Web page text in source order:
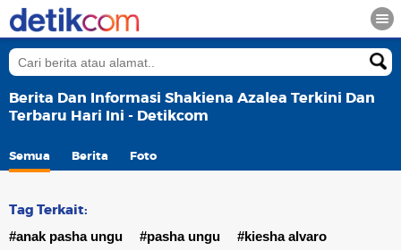
Berita Dan Informasi Shakiena Azalea Terkini Dan
Terbaru Hari Ini - Detikcom
Semua Berita Foto
Tag Terkait:
#anak pasha ungu #pasha ungu
#kiesha alvaro